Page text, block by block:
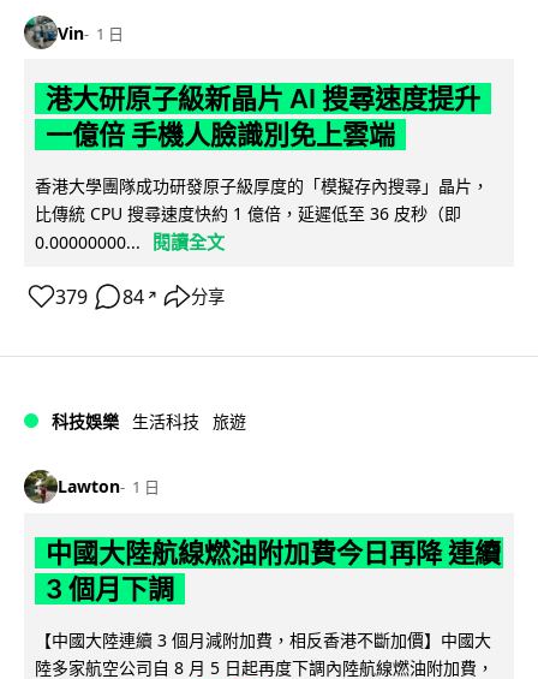
Vin 1 日
港大研原子級新晶片 AI 搜尋速度提升
一億倍 手機人臉識別免上雲端
香港大學團隊成功研發原子級厚度的「模擬存內搜尋」晶片，
比傳統 CPU 搜尋速度快約 1 億倍，延遲低至 36 皮秒（即
0.00000000...
閱讀全文
379 84 ↗ 分享
科技娛樂 生活科技 旅遊
Lawton 1 日
中國大陸航線燃油附加費今日再降 連續
3 個月下調
【中國大陸連續 3 個月減附加費，相反香港不斷加價】中國大
陸多家航空公司自 8 月 5 日起再度下調內陸航線燃油附加費，